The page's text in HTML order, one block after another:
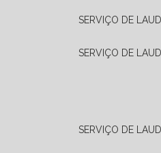
SERVIÇO DE
SERVIÇO DE
SERVIÇO DE